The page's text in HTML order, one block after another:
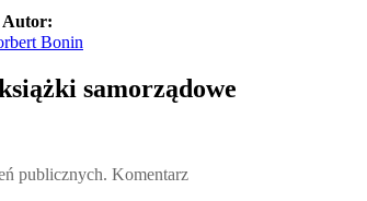
Autor:
Bonin
samorządowe
publicznych. Komentarz